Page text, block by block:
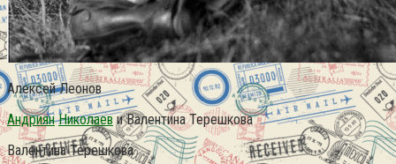
Алексей Леонов
Андриян Николаеви Валентина Терешкова
Валентина Терешкова